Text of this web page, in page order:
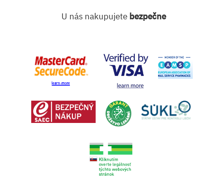
U nás nakupujete bezpečne